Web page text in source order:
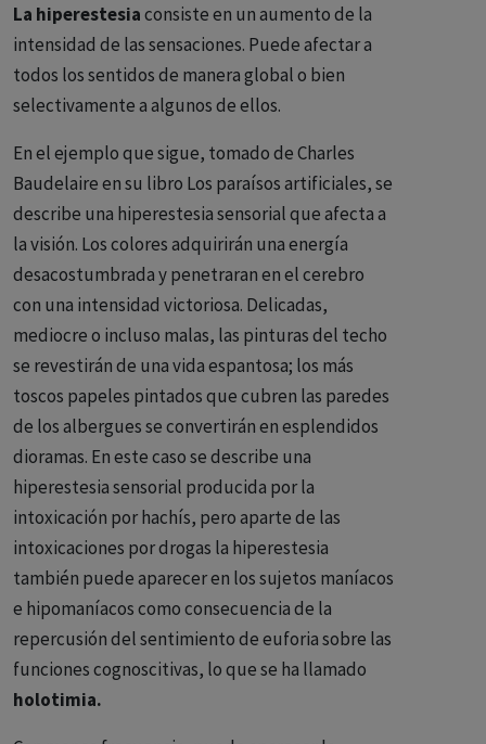
La hiperestesiaconsiste en un aumento de la
intensidad de las sensaciones. Puede afectar a
todos los sentidos de manera global o bien
selectivamente a algunos de ellos.
En el ejemplo que sigue, tomado de Charles
Baudelaire en su libro Los paraísos artificiales, se
describe una hiperestesia sensorial que afecta a
la visión. Los colores adquirirán una energía
desacostumbrada y penetraran en el cerebro
con una intensidad victoriosa. Delicadas,
mediocre o incluso malas, las pinturas del techo
se revestirán de una vida espantosa; los más
toscos papeles pintados que cubren las paredes
de los albergues se convertirán en esplendidos
dioramas. En este caso se describe una
hiperestesia sensorial producida por la
intoxicación por hachís, pero aparte de las
intoxicaciones por drogas la hiperestesia
también puede aparecer en los sujetos maníacos
e hipomaníacos como consecuencia de la
repercusión del sentimiento de euforia sobre las
funciones cognoscitivas, lo que se ha llamado
holotimia.